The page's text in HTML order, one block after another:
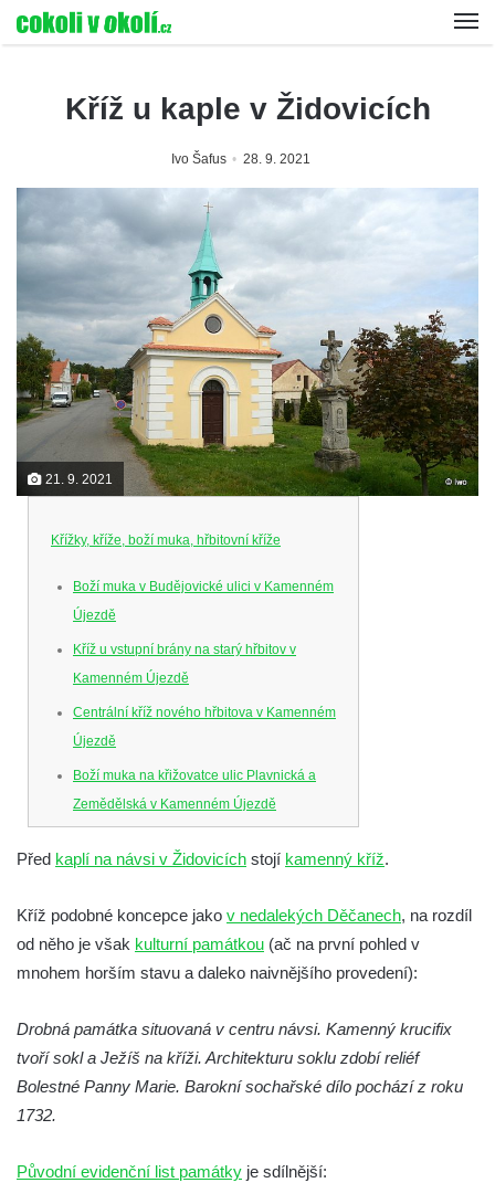
Kříž u kaple v Židovicích
Ivo Šafus 28. 9. 2021
21. 9. 2021
Křížky, kříže, boží muka, hřbitovní kříže
Boží muka v Budějovické ulici v Kamenném
Újezdě
Kříž u vstupní brány na starý hřbitov v
Kamenném Újezdě
Centrální kříž nového hřbitova v Kamenném
Újezdě
Boží muka na křižovatce ulic Plavnická a
Zemědělská v Kamenném Újezdě
v Kamenném Újezdě
v Kamenném Újezdě
Kříž v Dělnické ulici v Kamenném Újezdě
Malší ve Velešíně
Centrální kříž hřbitova ve Velešíně
Kříž u kostela svatého Václava ve Velešíně
Kříž na zahradě domu čp. 127 v Římově
Před kaplí na návsi v Židovicích stojí kamenný kříž.
Kříž podobné koncepce jako v nedalekých Děčanech, na rozdíl
od něho je však kulturní památkou (ač na první pohled v
mnohem horším stavu a daleko naivnějšího provedení):
Drobná památka situovaná v centru návsi. Kamenný krucifix
tvoří sokl a Ježíš na kříži. Architekturu soklu zdobí reliéf
Bolestné Panny Marie. Barokní sochařské dílo pochází z roku
1732.
Původní evidenční list památky je sdílnější: